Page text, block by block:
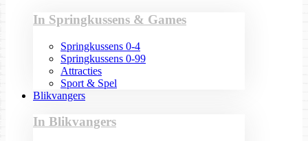
In Springkussens & Games
Springkussens 0-4
Springkussens 0-99
Attracties
Sport & Spel
Blikvangers
In Blikvangers